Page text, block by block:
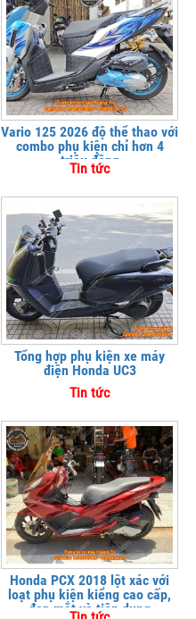
Vario 125 2026 độ thể thao với
combo phụ kiện chỉ hơn 4
triệu đồng
Tin tức
Tổng hợp phụ kiện xe máy
điện Honda UC3
Tin tức
Honda PCX 2018 lột xác với
loạt phụ kiện kiểng cao cấp,
đẹp mắt và tiện dụng